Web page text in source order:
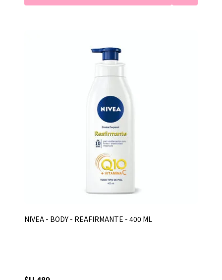
NIVEA - BODY - REAFIRMANTE - 400 ML